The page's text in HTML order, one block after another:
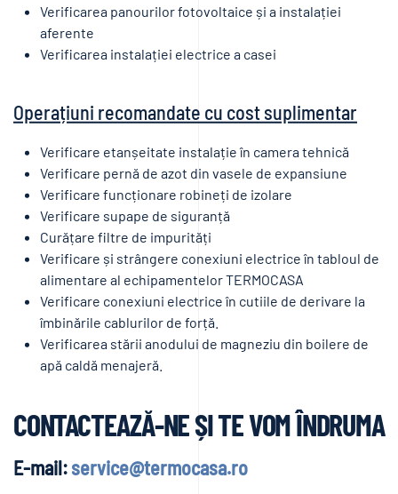
Verificarea panourilor fotovoltaice și a instalației
aferente
Verificarea instalației electrice a casei
Operațiuni recomandate cu cost suplimentar
Verificare etanșeitate instalație în camera tehnică
Verificare pernă de azot din vasele de expansiune
Verificare funcționare robineți de izolare
Verificare supape de siguranță
Curățare filtre de impurități
Verificare și strângere conexiuni electrice în tabloul de
alimentare al echipamentelor TERMOCASA
Verificare conexiuni electrice în cutiile de derivare la
îmbinările cablurilor de forță.
Verificarea stării anodului de magneziu din boilere de
apă caldă menajeră.
CONTACTEAZĂ-NE ȘI TE VOM ÎNDRUMA
E-mail:service@termocasa.ro